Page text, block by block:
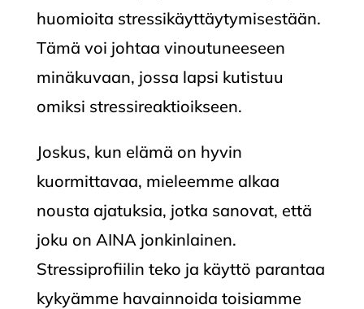
huomioita stressikäyttäytymisestään.
Tämä voi johtaa vinoutuneeseen
minäkuvaan, jossa lapsi kutistuu
omiksi stressireaktioikseen.
Joskus, kun elämä on hyvin
kuormittavaa, mieleemme alkaa
nousta ajatuksia, jotka sanovat, että
joku on AINA jonkinlainen.
Stressiprofiilin teko ja käyttö parantaa
kykyämme havainnoida toisiamme